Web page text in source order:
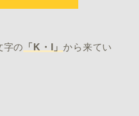
字の 「K・I」から来てい